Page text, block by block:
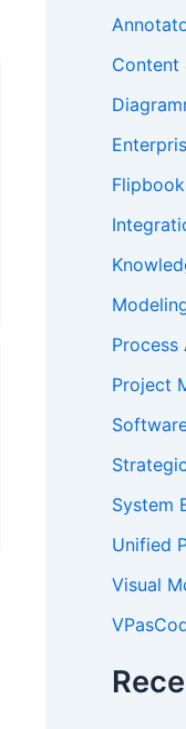
Content
Process
Project
System
Unified
Visual